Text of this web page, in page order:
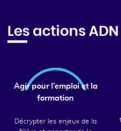
Les actions
Agir pour l’emploi et la
formation
Décrypter les enjeux de la